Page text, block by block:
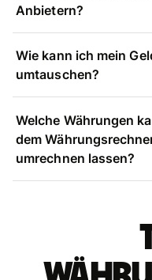
Anbietern?
Wie kann ich mein
umtauschen?
Welche Währungen
dem
umrechnen lassen?